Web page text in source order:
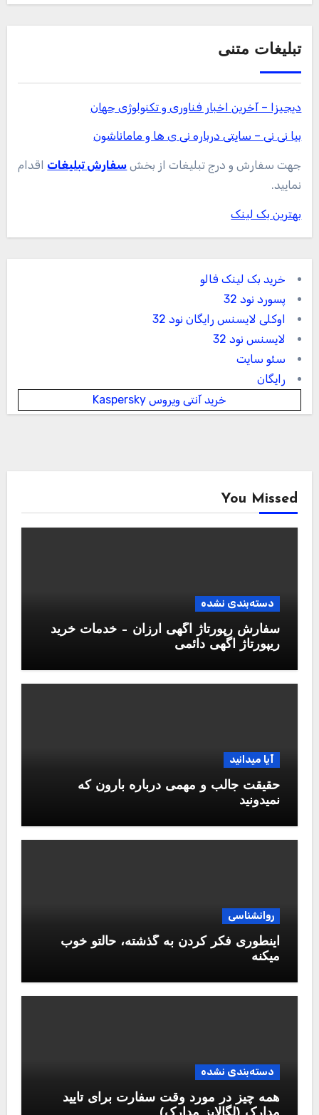
تبلیغات متنی
دیجیزا – آخرین اخبار فناوری و تکنولوژی جهان
بیا نی نی – سایتی درباره نی ی ها و ماماناشون
جهت سفارش و درج تبلیغات از بخش سفارش تبلیغات اقدام
نمایید.
بهترین بک لینک
خرید بک لینک فالو
پسورد نود 32
اوکلی لایسنس رایگان نود 32
لایسنس نود 32
سئو سایت
رایگان
خرید آنتی ویروس Kaspersky
You Missed
دسته‌بندی نشده
سفارش رپورتاژ آگهی ارزان – خدمات خرید
ریپورتاژ اگهی دائمی
آیا میدانید
حقیقت جالب و مهمی درباره بارون که
نمیدونید
روانشناسی
اینطوری فکر کردن به گذشته، حالتو خوب
میکنه
دسته‌بندی نشده
همه چیز در مورد وقت سفارت برای تایید